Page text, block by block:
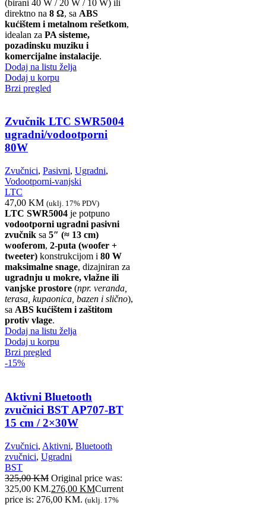
(birani 40 W / 20 W / 10 W) ili
direktno na 8 Ω, sa ABS
kućištem i metalnom rešetkom,
idealan za PA sisteme,
pozadinsku muziku i
komercijalne instalacije.
Dodaj na listu želja
Dodaj u korpu
Brzi pregled
Zvučnik LTC SWR5004
ugradni/vodootporni
80W
Zvučnici, Pasivni, Ugradni,
Vodootporni-vanjski
LTC
47,00 KM (uklj. 17% PDV)
LTC SWR5004 je potpuno
vodootporni ugradni pasivni
zvučnik sa 5″ (≈ 13 cm)
wooferom, 2-puta (woofer +
tweeter) konstrukcijom i 80 W
maksimalne snage, dizajniran za
ugradnju u mokre, vlažne ili
vanjske prostore (npr. veranda,
terasa, kupaonica, bazen i slično),
sa ABS kućištem i zaštitom
protiv vlage.
Dodaj na listu želja
Dodaj u korpu
Brzi pregled
-15%
Aktivni Bluetooth
zvučnici BST AP707-BT
15 cm / 2×30W
Zvučnici, Aktivni, Bluetooth
zvučnici, Ugradni
BST
325,00KM Original price was:
325,00 KM.276,00 KMCurrent
price is: 276,00 KM. (uklj. 17%